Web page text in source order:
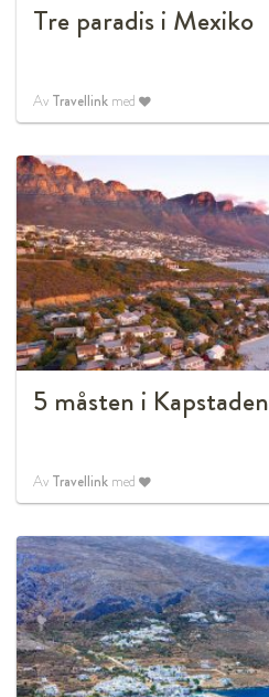
Tre paradis i Mexiko
Av Travellink med
5 måsten i Kapstaden
Av Travellink med